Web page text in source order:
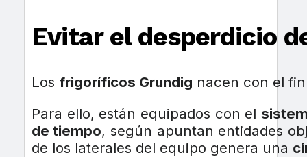
Evitar el desperdicio
Los frigoríficos Grundig nacen con el
Para ello, están equipados con el
de tiempo, según apuntan entidades
de los laterales del equipo genera una